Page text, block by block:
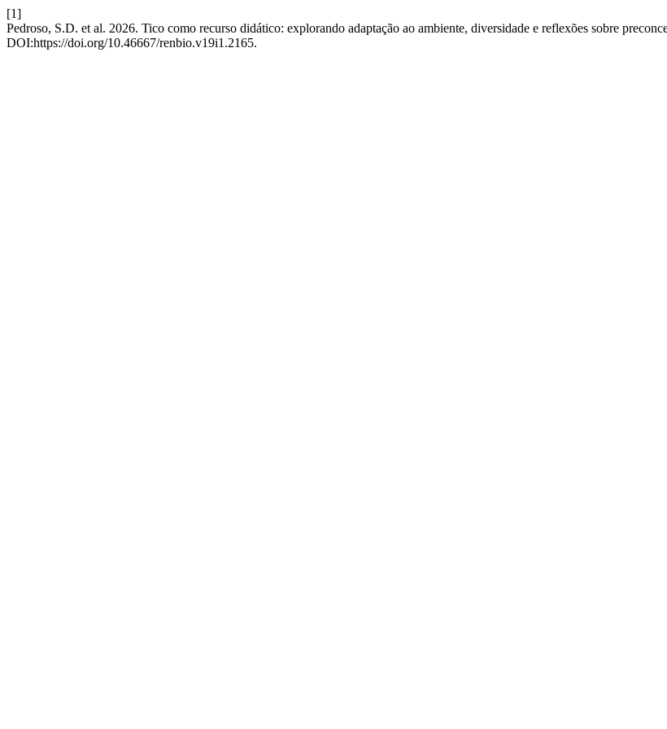
[1]
Pedroso, S.D. et al. 2026. Tico como recurso didático: explorando adaptação ao ambiente, diversidade e reflexões sobre
DOI:https://doi.org/10.46667/renbio.v19i1.2165.